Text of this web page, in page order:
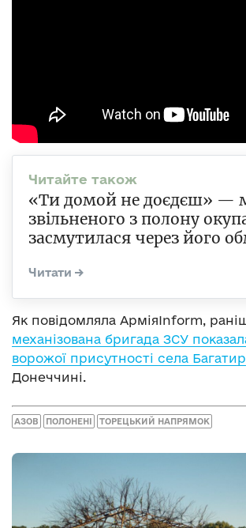
«Ти домой не доєдєш» —
звільненого з полону
засмутилася через його
Як повідомляла АрміяInform,
механізована бригада ЗСУ
ворожої присутності села Багатир
Донеччині.
АЗОВ ПОЛОНЕНІ ТОРЕЦЬКИЙ НАПРЯМОК